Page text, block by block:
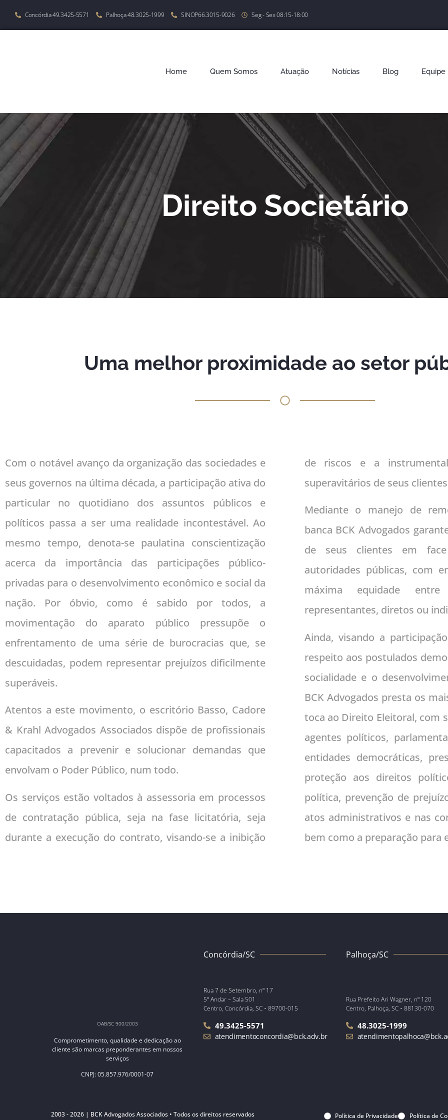
Concórdia 49.3425-5571 Palhoça 48.3025-1999 SINOP66.3015-9026 Seg - Sex 08:15-18:00
Home Quem Somos Atuação Notícias Blog Equipe
Direito Societário
Uma melhor proximidade ao setor
Com o notável avanço da organização das sociedades e
seus governos na última década, a participação ativa do
particular no quotidiano dos assuntos públicos e
políticos passa a ser uma realidade incontestável. Ao
mesmo tempo, denota-se paulatina conscientização
acerca da importância das participações público-
privadas para o desenvolvimento econômico e social da
nação. Por óbvio, como é sabido por todos, a
movimentação do aparato público pressupõe o
enfrentamento de uma série de burocracias que, se
descuidadas, podem representar prejuízos dificilmente
superáveis.
Atentos a este movimento, o escritório Basso, Cadore
& Krahl Advogados Associados dispõe de profissionais
capacitados a prevenir e solucionar demandas que
envolvam o Poder Público, num todo.
Os serviços estão voltados à assessoria em processos
de contratação pública, seja na fase licitatória, seja
durante a execução do contrato, visando-se a inibição
de riscos e a
superavitários de seus
Mediante o manejo de
banca BCK Advogados
de seus clientes em
autoridades públicas, com
máxima equidade
representantes, diretos ou
Ainda, visando a
respeito aos postulados
socialidade e o
BCK Advogados presta os
toca ao Direito Eleitoral, com
agentes políticos,
entidades democráticas,
proteção aos direitos
política, prevenção de
atos administrativos e nas
bem como a preparação para
OAB/SC 900/2003
Comprometimento, qualidade e dedicação ao
cliente são marcas preponderantes em nossos
serviços
CNPJ: 05.857.976/0001-07
Concórdia/SC
Rua 7 de Setembro, nº 17
5º Andar – Sala 501
Centro, Concórdia, SC • 89700-015
49.3425-5571
atendimentoconcordia@bck.adv.br
Palhoça/SC
Rua Prefeito Ari Wagner, nº 120
Centro, Palhoça, SC • 88130-070
48.3025-1999
2003 - 2026 | BCK Advogados Associados • Todos os direitos reservados Política de Privacidade Política de